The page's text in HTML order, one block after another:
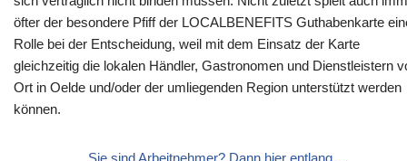
öfter der besondere Pfiff der LOCALBENEFITS Guthabenkarte
Rolle bei der Entscheidung, weil mit dem Einsatz der Karte
gleichzeitig die lokalen Händler, Gastronomen und Dienstleistern
Ort in Oelde und/oder der umliegenden Region unterstützt werden
können.